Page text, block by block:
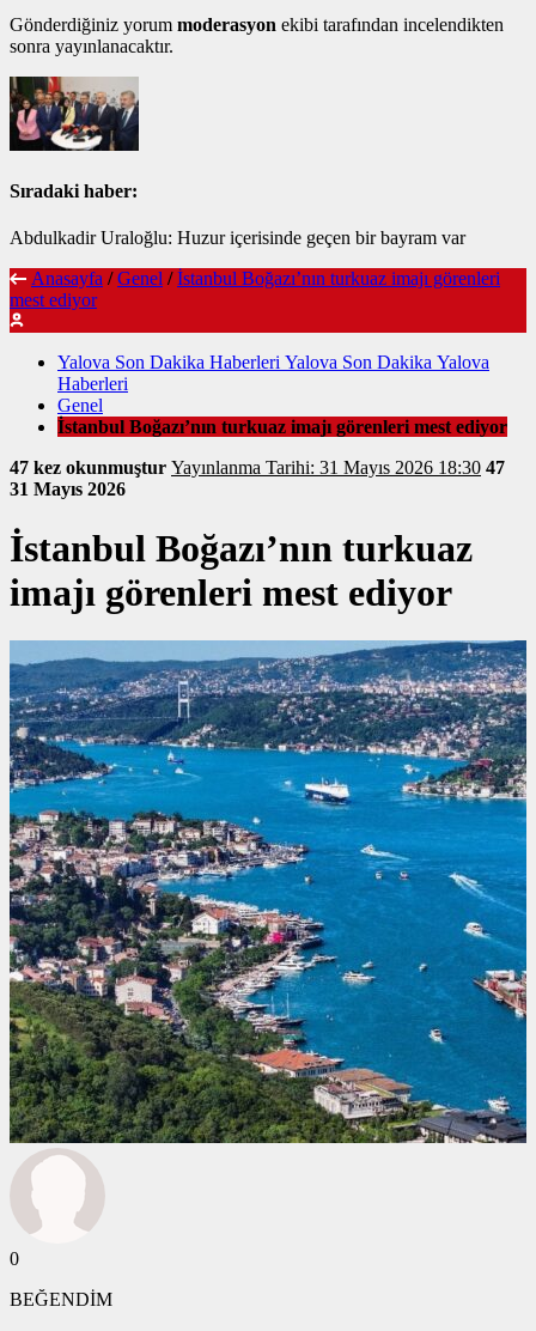
Gönderdiğiniz yorum moderasyon ekibi tarafından incelendikten
sonra yayınlanacaktır.
Sıradaki haber:
Abdulkadir Uraloğlu: Huzur içerisinde geçen bir bayram var
Anasayfa / Genel / İstanbul Boğazı’nın turkuaz imajı görenleri
mest ediyor
Yalova Son Dakika Haberleri Yalova Son Dakika Yalova
Haberleri
Genel
İstanbul Boğazı’nın turkuaz imajı görenleri mest ediyor
47 kez okunmuştur
Yayınlanma Tarihi: 31 Mayıs 2026 18:30 47
31 Mayıs 2026
İstanbul Boğazı’nın turkuaz
imajı görenleri mest ediyor
0
BEĞENDİM